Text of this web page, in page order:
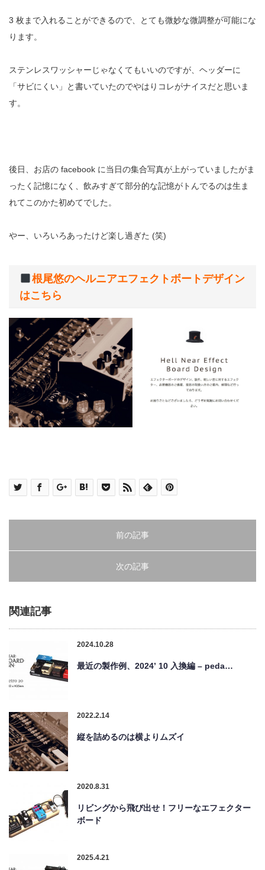
3 枚まで入れることができるので、とても微妙な微調整が可能にな
ります。
ステンレスワッシャーじゃなくてもいいのですが、ヘッダーに
「サビにくい」と書いていたのでやはりコレがナイスだと思いま
す。
後日、お店の facebook に当日の集合写真が上がっていましたがま
ったく記憶になく、飲みすぎて部分的な記憶がトんでるのは生ま
れてこのかた初めてでした。
やー、いろいろあったけど楽し過ぎた (笑)
根尾悠のヘルニアエフェクトボートデザイン
はこちら
前の記事
次の記事
関連記事
2024.10.28
最近の製作例、2024’ 10 入換編 – peda…
2022.2.14
縦を詰めるのは横よりムズイ
2020.8.31
リビングから飛び出せ！フリーなエフェクター
ボード
2025.4.21